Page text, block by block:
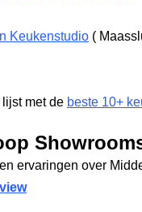
Keukenstudio (
met de beste 10+
ervaringen over